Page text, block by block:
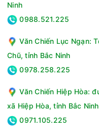
Ninh
0988.521.225
Văn Chiến Lục Ngạn:
Chũ, tỉnh Bắc Ninh
0978.258.225
Văn Chiến Hiệp Hòa:
xã Hiệp Hòa, tỉnh Bắc Ninh
0971.105.225